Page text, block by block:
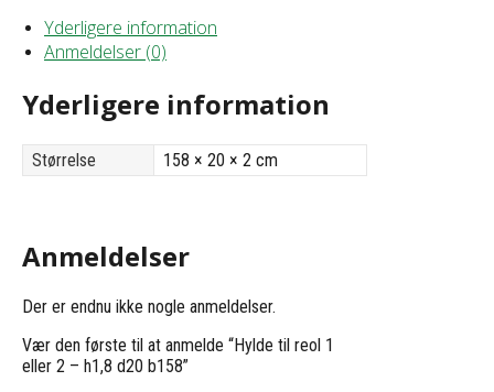
Yderligere information
Anmeldelser (0)
Yderligere information
Størrelse 158 × 20 × 2 cm
Anmeldelser
Der er endnu ikke nogle anmeldelser.
Vær den første til at anmelde “Hylde til reol 1
eller 2 – h1,8 d20 b158”